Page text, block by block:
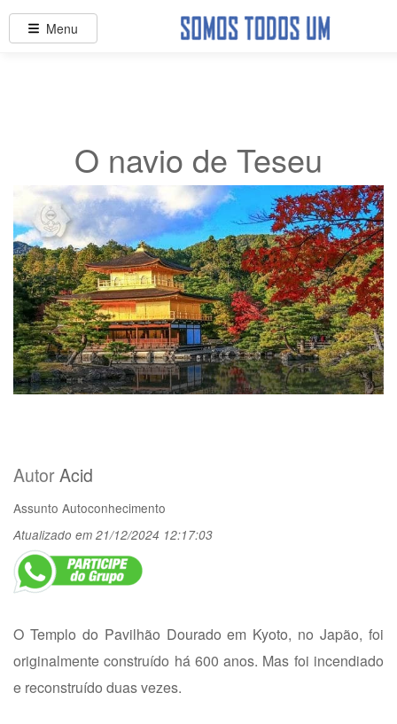
O navio de Teseu
AutorAcid
Assunto Autoconhecimento
Atualizado em 21/12/2024 12:17:03
O Templo do Pavilhão Dourado em Kyoto, no Japão, foi
originalmente construído há 600 anos. Mas foi incendiado
e reconstruído duas vezes.
Menu